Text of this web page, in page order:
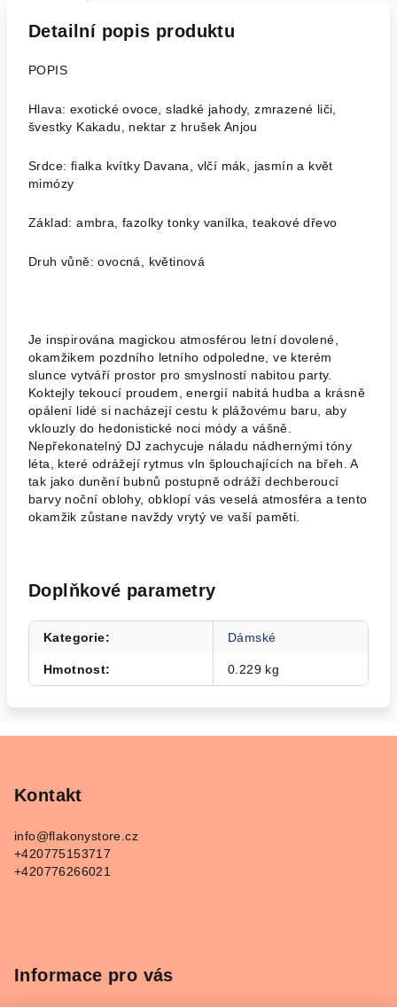
Detailní popis produktu
POPIS
Hlava: exotické ovoce, sladké jahody, zmrazené liči,
švestky Kakadu, nektar z hrušek Anjou
Srdce: fialka kvítky Davana, vlčí mák, jasmín a květ
mimózy
Základ: ambra, fazolky tonky vanilka, teakové dřevo
Druh vůně: ovocná, květinová
Je inspirována magickou atmosférou letní dovolené,
okamžikem pozdního letního odpoledne, ve kterém
slunce vytváří prostor pro smyslností nabitou party.
Koktejly tekoucí proudem, energií nabitá hudba a krásně
opálení lidé si nacházejí cestu k plážovému baru, aby
vklouzly do hedonistické noci módy a vášně.
Nepřekonatelný DJ zachycuje náladu nádhernými tóny
léta, které odrážejí rytmus vln šplouchajících na břeh. A
tak jako dunění bubnů postupně odráží dechberoucí
barvy noční oblohy, obklopí vás veselá atmosféra a tento
okamžik zůstane navždy vrytý ve vaší paměti.
Doplňkové parametry
Kategorie: Dámské
Hmotnost: 0.229 kg
Kontakt
info@flakonystore.cz
+420775153717
+420776266021
Informace pro vás